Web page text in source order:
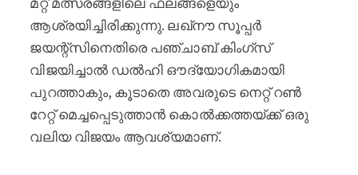
ആശ്രയിച്ചിരിക്കുന്നു. ലഖ്‌നൗ സൂപ്പർ
ജയന്റ്‌സിനെതിരെ പഞ്ചാബ് കിംഗ്‌സ്
വിജയിച്ചാൽ ഡൽഹി ഔദ്യോഗികമായി
പുറത്താകും, കൂടാതെ അവരുടെ നെറ്റ് റൺ
റേറ്റ് മെച്ചപ്പെടുത്താൻ കൊൽക്കത്തയ്ക്ക് ഒരു
വലിയ വിജയം ആവശ്യമാണ്.